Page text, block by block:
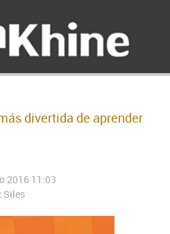
divertida de aprender
2016 11:03
Siles